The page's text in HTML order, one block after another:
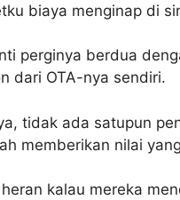
biaya menginap di
perginya berdua
dari OTA-nya sendiri.
tidak ada satupun
memberikan nilai
kalau mereka